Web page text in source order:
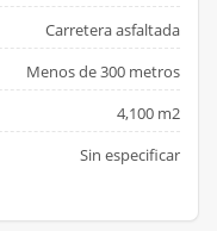
Carretera asfaltada
Menos de 300 metros
4,100 m2
Sin especificar